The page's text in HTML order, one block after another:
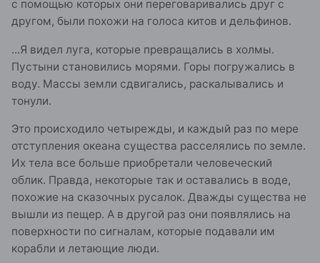
с помощью которых они переговаривались друг с
другом, были похожи на голоса китов и дельфинов.
...Я видел луга, которые превращались в холмы.
Пустыни становились морями. Горы погружались в
воду. Массы земли сдвигались, раскалывались и
тонули.
Это происходило четырежды, и каждый раз по мере
отступления океана существа расселялись по земле.
Их тела все больше приобретали человеческий
облик. Правда, некоторые так и оставались в воде,
похожие на сказочных русалок. Дважды существа не
вышли из пещер. А в другой раз они появлялись на
поверхности по сигналам, которые подавали им
корабли и летающие люди.